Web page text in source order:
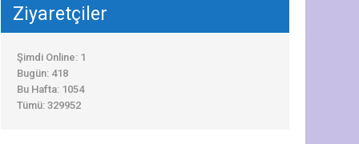
Ziyaretçiler
Şimdi Online: 1
Bugün: 418
Bu Hafta: 1054
Tümü: 329952